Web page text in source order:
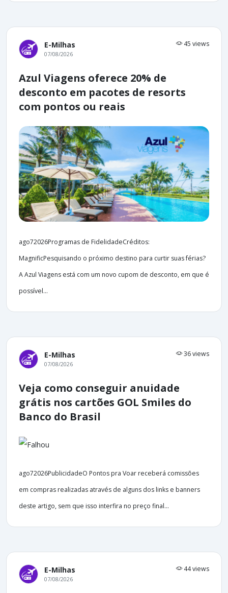
E-Milhas 45 views
07/08/2026
Azul Viagens oferece 20% de
desconto em pacotes de resorts
com pontos ou reais
ago72026Programas de FidelidadeCréditos:
MagnificPesquisando o próximo destino para curtir suas férias?
A Azul Viagens está com um novo cupom de desconto, em que é
possível...
E-Milhas 36 views
07/08/2026
Veja como conseguir anuidade
grátis nos cartões GOL Smiles do
Banco do Brasil
ago72026PublicidadeO Pontos pra Voar receberá comissões
em compras realizadas através de alguns dos links e banners
deste artigo, sem que isso interfira no preço final...
E-Milhas 44 views
07/08/2026